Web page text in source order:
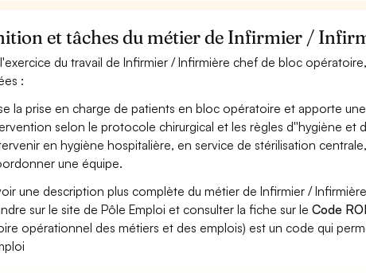
et tâches du métier de Infirmier /
du travail de Infirmier / Infirmière chef de bloc
:
la prise en charge de patients en bloc opératoire et apporte
selon le protocole chirurgical et les règles d''hygiène et
en hygiène hospitalière, en service de stérilisation
une équipe.
une description plus complète du métier de Infirmier /
sur le site de Pôle Emploi et consulter la fiche sur leCode
opérationnel des métiers et des emplois) est un code qui